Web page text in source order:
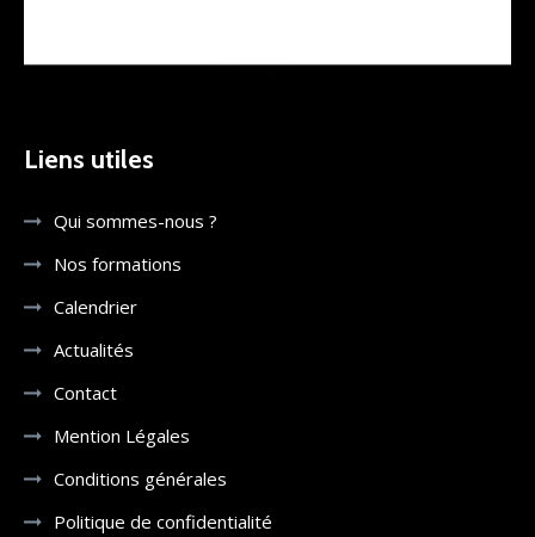
Liens utiles
Qui sommes-nous ?
Nos formations
Calendrier
Actualités
Contact
Mention Légales
Conditions générales
Politique de confidentialité